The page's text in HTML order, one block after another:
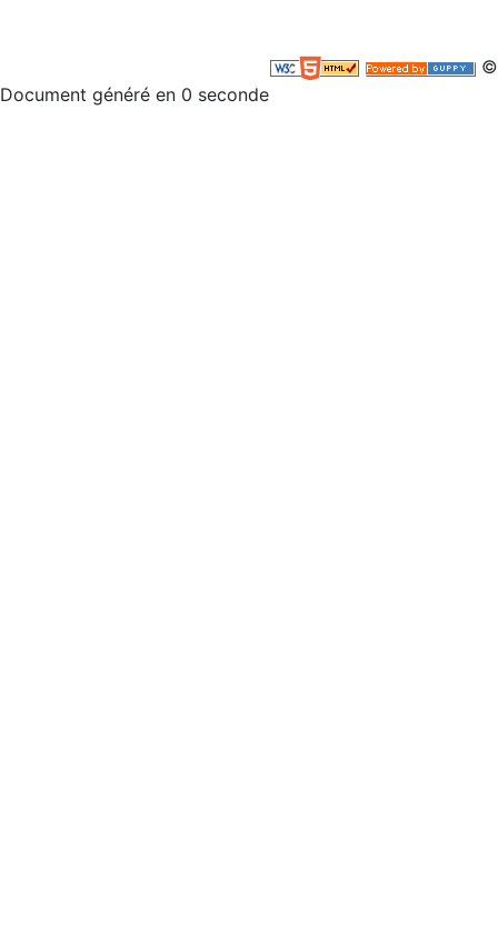
©
Document généré en 0 seconde